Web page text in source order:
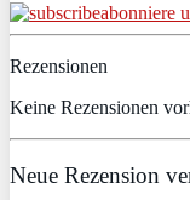
abonniere
Rezensionen
Keine Rezensionen
Neue Rezension